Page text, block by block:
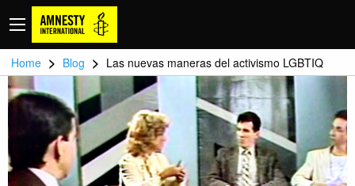
Home > Blog > Las nuevas maneras del activismo LGBTIQ